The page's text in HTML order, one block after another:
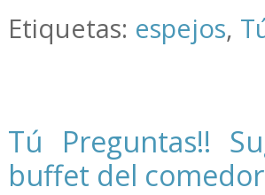
Etiquetas: espejos,
Tú Preguntas!!
buffet del comedor